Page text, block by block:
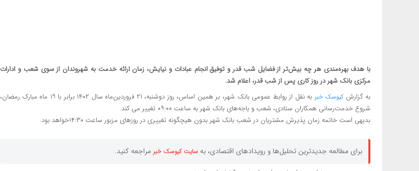
با هدف بهره‌‌مندی هر چه بیش‌تر از فضایل شب‌‌ قدر و توفیق انجام عبادات و نیایش‌‌، زمان ارائه خدمت به شهروندان از سوی شعب و ادارات
مرکزی بانک شهر در روز کاری پس از شب قدر، اعلام شد.
به گزارش کیوسک خبر
به نقل از روابط عمومی بانک شهر، بر همین اساس، روز دوشنبه، ۲۱ فروردین‌ماه سال ۱۴۰۲ برابر با ۱۹ ماه مبارک رمضان،
شروع خدمت‌رسانی همکاران ستادی، شعب و باجه‌های بانک شهر به ساعت ۰۹:۰۰ تغییر می کند.
بدیهی است خاتمه زمان پذیرش مشتریان در شعب بانک شهر بدون هیچگونه تغییری در روزهای مزبور ساعت ۱۴:۳۰خواهد بود.
برای مطالعه جدیدترین تحلیل‌ها و رویدادهای اقتصادی، به سایت کیوسک خبر مراجعه کنید.